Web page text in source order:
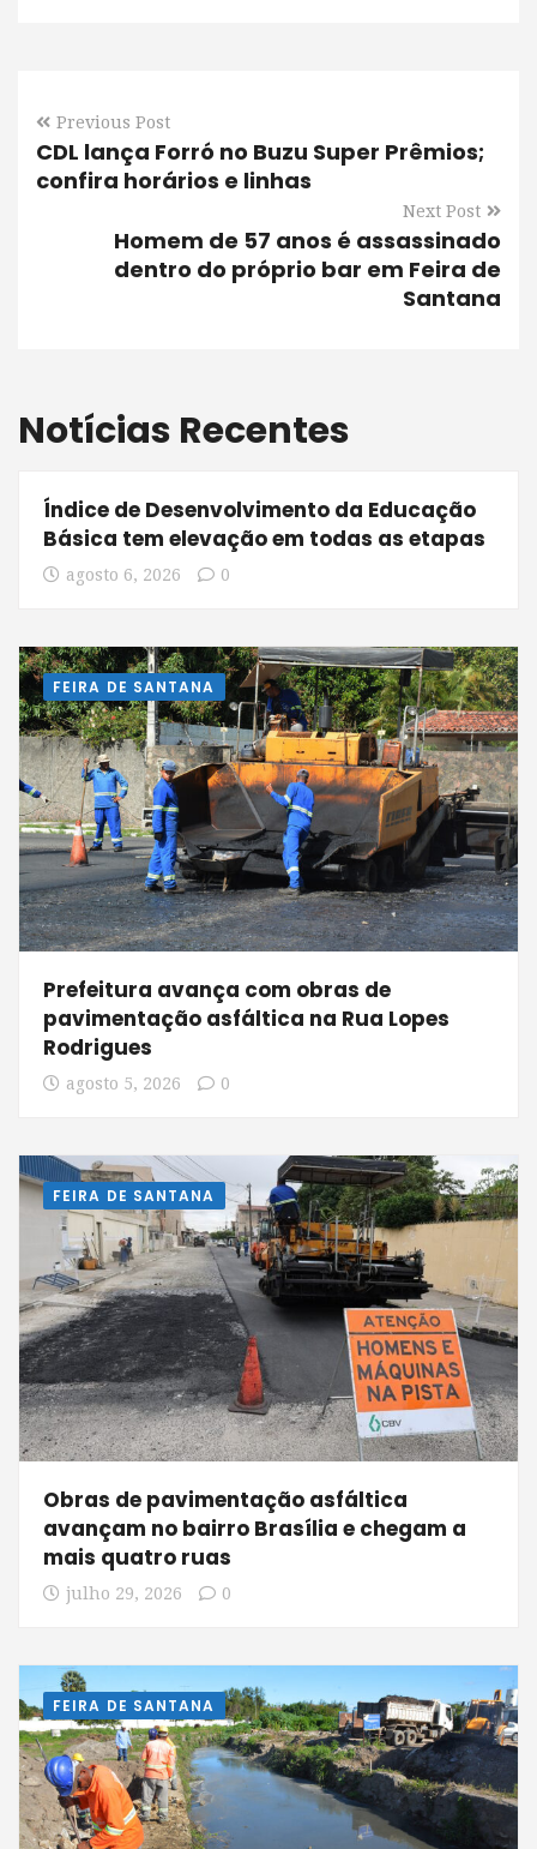
Previous Post
CDL lança Forró no Buzu Super Prêmios;
confira horários e linhas
Next Post
Homem de 57 anos é assassinado
dentro do próprio bar em Feira de
Santana
Notícias Recentes
Índice de Desenvolvimento da Educação
Básica tem elevação em todas as etapas
agosto 6, 2026 0
FEIRA DE SANTANA
Prefeitura avança com obras de
pavimentação asfáltica na Rua Lopes
Rodrigues
agosto 5, 2026 0
FEIRA DE SANTANA
Obras de pavimentação asfáltica
avançam no bairro Brasília e chegam a
mais quatro ruas
julho 29, 2026 0
FEIRA DE SANTANA